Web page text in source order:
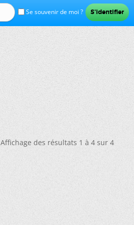
Se souvenir de moi ?
Affichage des résultats 1 à 4 sur 4